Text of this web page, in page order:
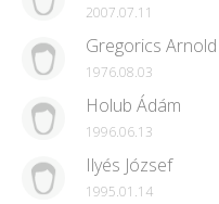
2007.07.11
Gregorics Arnold
1976.08.03
Holub Ádám
1996.06.13
Ilyés József
1995.01.14